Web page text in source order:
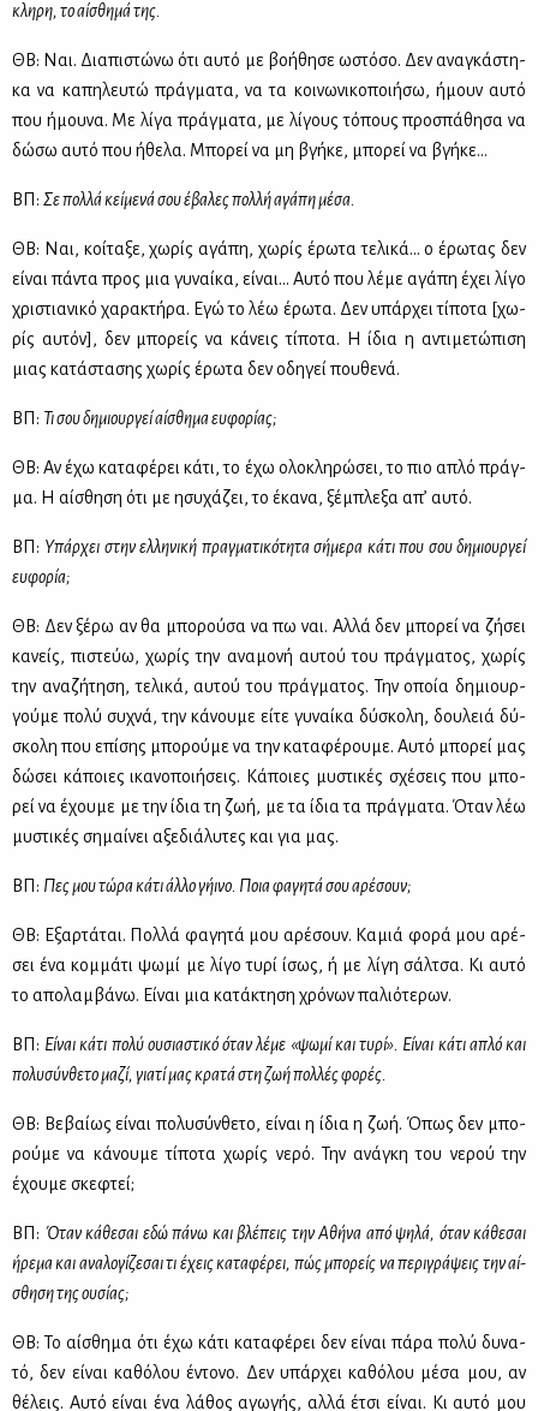
κλη­ρη, το αί­σθη­μά της.
ΘΒ: Ναι. Δια­πι­στώ­νω ότι αυ­τό με βο­ή­θη­σε ωστό­σο. Δεν ανα­γκά­στη­
κα να κα­πη­λευ­τώ πράγ­μα­τα, να τα κοι­νω­νι­κο­ποι­ή­σω, ήμουν αυ­τό
που ήμου­να. Με λί­γα πράγ­μα­τα, με λί­γους τό­πους προ­σπά­θη­σα να
δώ­σω αυ­τό που ήθε­λα. Μπο­ρεί να μη βγή­κε, μπο­ρεί να βγή­κε…
ΒΠ: Σε πολ­λά κεί­με­νά σου έβα­λες πολ­λή αγά­πη μέ­σα.
ΘΒ: Ναι, κοί­τα­ξε, χω­ρίς αγά­πη, χω­ρίς έρω­τα τε­λι­κά... ο έρω­τας δεν
εί­ναι πά­ντα προς μια γυ­ναί­κα, εί­ναι… Αυ­τό που λέ­με αγά­πη έχει λί­γο
χρι­στια­νι­κό χα­ρα­κτή­ρα. Εγώ το λέω έρω­τα. Δεν υπάρ­χει τί­πο­τα [χω­
ρίς αυ­τόν], δεν μπο­ρείς να κά­νεις τί­πο­τα. Η ίδια η αντι­με­τώ­πι­ση
μιας κα­τά­στα­σης χω­ρίς έρω­τα δεν οδη­γεί που­θε­νά.
ΒΠ: Τι σου δη­μιουρ­γεί αί­σθη­μα ευ­φο­ρί­ας;
ΘΒ: Αν έχω κα­τα­φέ­ρει κά­τι, το έχω ολο­κλη­ρώ­σει, το πιο απλό πράγ­
μα. Η αί­σθη­ση ότι με ησυ­χά­ζει, το έκα­να, ξέ­μπλε­ξα απ’ αυ­τό.
ΒΠ: Υπάρ­χει στην ελ­λη­νι­κή πραγ­μα­τι­κό­τη­τα σή­με­ρα κά­τι που σου δη­μιουρ­γεί
ευ­φο­ρία;
ΘΒ: Δεν ξέ­ρω αν θα μπο­ρού­σα να πω ναι. Αλ­λά δεν μπο­ρεί να ζή­σει
κα­νείς, πι­στεύω, χω­ρίς την ανα­μο­νή αυ­τού του πράγ­μα­τος, χω­ρίς
την ανα­ζή­τη­ση, τε­λι­κά, αυ­τού του πράγ­μα­τος. Την οποία δη­μιουρ­
γού­με πο­λύ συ­χνά, την κά­νου­με εί­τε γυ­ναί­κα δύ­σκο­λη, δου­λειά δύ­
σκο­λη που επί­σης μπο­ρού­με να την κα­τα­φέ­ρου­με. Αυ­τό μπο­ρεί μας
δώ­σει κά­ποιες ικα­νο­ποι­ή­σεις. Κά­ποιες μυ­στι­κές σχέ­σεις που μπο­
ρεί να έχου­με με την ίδια τη ζωή, με τα ίδια τα πράγ­μα­τα. Όταν λέω
μυ­στι­κές ση­μαί­νει αξε­διά­λυ­τες και για μας.
ΒΠ: Πες μου τώ­ρα κά­τι άλ­λο γή­ι­νο. Ποια φα­γη­τά σου αρέ­σουν;
ΘΒ: Εξαρ­τά­ται. Πολ­λά φα­γη­τά μου αρέ­σουν. Κα­μιά φο­ρά μου αρέ­
σει ένα κομ­μά­τι ψω­μί με λί­γο τυ­ρί ίσως, ή με λί­γη σάλ­τσα. Κι αυ­τό
το απο­λαμ­βά­νω. Εί­ναι μια κα­τά­κτη­ση χρό­νων πα­λιό­τε­ρων.
ΒΠ: Εί­ναι κά­τι πο­λύ ου­σια­στι­κό όταν λέ­με «ψω­μί και τυ­ρί». Εί­ναι κά­τι απλό και
πο­λυ­σύν­θε­το μα­ζί, για­τί μας κρα­τά στη ζωή πολ­λές φο­ρές.
ΘΒ: Βε­βαί­ως εί­ναι πο­λυ­σύν­θε­το, εί­ναι η ίδια η ζωή. Όπως δεν μπο­
ρού­με να κά­νου­με τί­πο­τα χω­ρίς νε­ρό. Την ανά­γκη του νε­ρού την
έχου­με σκε­φτεί;
ΒΠ: Όταν κά­θε­σαι εδώ πά­νω και βλέ­πεις την Αθή­να από ψη­λά, όταν κά­θε­σαι
ήρε­μα και ανα­λο­γί­ζε­σαι τι έχεις κα­τα­φέ­ρει, πώς μπο­ρείς να πε­ρι­γρά­ψεις την αί­
σθη­ση της ου­σί­ας;
ΘΒ: Το αί­σθη­μα ότι έχω κά­τι κα­τα­φέ­ρει δεν εί­ναι πά­ρα πο­λύ δυ­να­
τό, δεν εί­ναι κα­θό­λου έντο­νο. Δεν υπάρ­χει κα­θό­λου μέ­σα μου, αν
θέ­λεις. Αυ­τό εί­ναι ένα λά­θος αγω­γής, αλ­λά έτσι εί­ναι. Κι αυ­τό μου